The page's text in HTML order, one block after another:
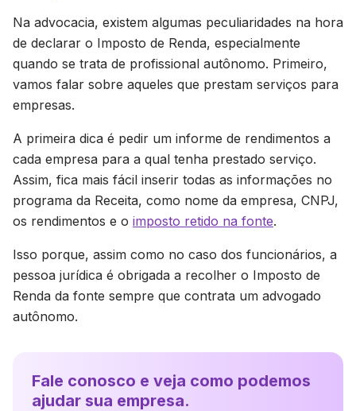
Na advocacia, existem algumas peculiaridades na hora
de declarar o Imposto de Renda, especialmente
quando se trata de profissional autônomo. Primeiro,
vamos falar sobre aqueles que prestam serviços para
empresas.
A primeira dica é pedir um informe de rendimentos a
cada empresa para a qual tenha prestado serviço.
Assim, fica mais fácil inserir todas as informações no
programa da Receita, como nome da empresa, CNPJ,
os rendimentos e o imposto retido na fonte.
Isso porque, assim como no caso dos funcionários, a
pessoa jurídica é obrigada a recolher o Imposto de
Renda da fonte sempre que contrata um advogado
autônomo.
Fale conosco e veja como podemos
ajudar sua empresa.